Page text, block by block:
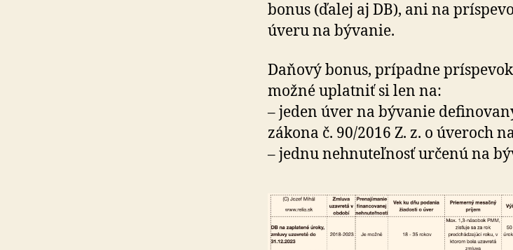
bonus (ďalej aj DB), ani na
úveru na bý­va­nie.
Daňový bonus, prípadne
možné uplatniť si len na:
– jeden úver na bývanie
zákona č. 90/2016 Z. z. o úveroch
– jednu nehnuteľnosť určenú na